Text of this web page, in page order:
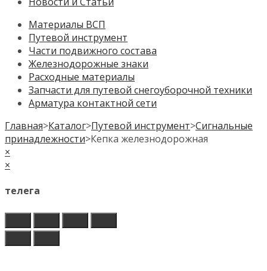
Материалы ВСП
Путевой инструмент
Части подвижного состава
Железнодорожные знаки
Расходные материалы
Запчасти для путевой снегоуборочной техники
Арматура контактной сети
Главная>Каталог>Путевой инструмент>Сигнальные
принадлежности>Кепка железнодорожная
×
×
телега